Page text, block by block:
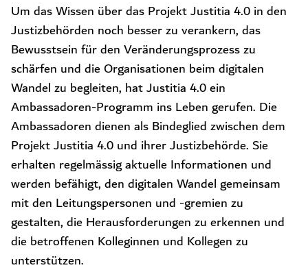
Um das Wissen über das Projekt Justitia 4.0 in den
Justizbehörden noch besser zu verankern, das
Bewusstsein für den Veränderungsprozess zu
schärfen und die Organisationen beim digitalen
Wandel zu begleiten, hat Justitia 4.0 ein
Ambassadoren-Programm ins Leben gerufen. Die
Ambassadoren dienen als Bindeglied zwischen dem
Projekt Justitia 4.0 und ihrer Justizbehörde. Sie
erhalten regelmässig aktuelle Informationen und
werden befähigt, den digitalen Wandel gemeinsam
mit den Leitungspersonen und -gremien zu
gestalten, die Herausforderungen zu erkennen und
die betroffenen Kolleginnen und Kollegen zu
unterstützen.